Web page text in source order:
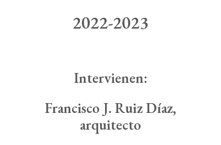
Search
2022-2023
Intervienen:
Francisco J. RuizDíaz,
arquitecto